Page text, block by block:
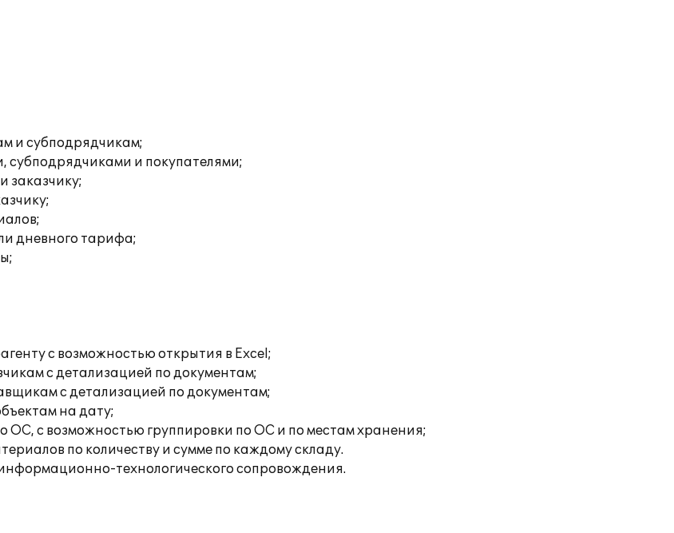
и субподрядчикам;
субподрядчиками и покупателями;
заказчику;
дневного тарифа;
с возможностью открытия в Excel;
с детализацией по документам;
с детализацией по документам;
на дату;
с возможностью группировки по ОС и по местам хранения;
по количеству и сумме по каждому складу.
технологического сопровождения.